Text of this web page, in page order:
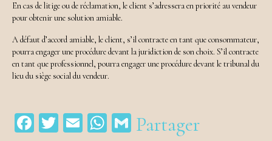
En cas de litige ou de réclamation, le client s’adressera en priorité au vendeur
pour obtenir une solution amiable.
A défaut d’accord amiable, le client, s’il contracte en tant que consommateur,
pourra engager une procédure devant la juridiction de son choix. S’il contracte
en tant que professionnel, pourra engager une procédure devant le tribunal du
lieu du siège social du vendeur.
Facebook
Twitter
EmailWhatsApp
Gmail
Partager